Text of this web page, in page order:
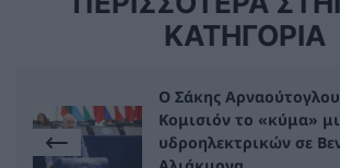
ΚΑΤΗΓΟΡΙΑ
Ο Σάκης
Κομισιόν το «κύμα»
υδροηλεκτρικών σε